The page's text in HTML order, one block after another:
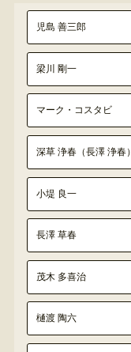
児島 善三郎
梁川 剛一
マーク・コスタビ
深草 浄春（長澤 浄春）
小堤 良一
長澤 草春
茂木 多喜治
樋渡 陶六